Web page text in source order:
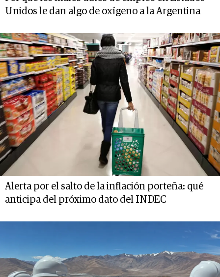
Unidos le dan algo de oxígeno a la Argentina
Alerta por el salto de la inflación porteña: qué
anticipa del próximo dato del INDEC